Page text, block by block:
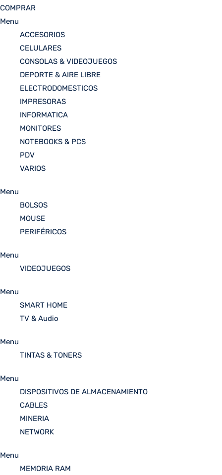
COMPRAR
Menu
ACCESORIOS
CELULARES
CONSOLAS & VIDEOJUEGOS
DEPORTE & AIRE LIBRE
ELECTRODOMESTICOS
IMPRESORAS
INFORMATICA
MONITORES
NOTEBOOKS & PCS
PDV
VARIOS
Menu
BOLSOS
MOUSE
PERIFÉRICOS
Menu
VIDEOJUEGOS
Menu
SMART HOME
TV & Audio
Menu
TINTAS & TONERS
Menu
DISPOSITIVOS DE ALMACENAMIENTO
CABLES
MINERIA
NETWORK
Menu
MEMORIA RAM